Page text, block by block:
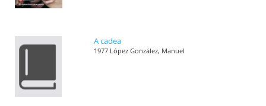
A cadea
1977 López González, Manuel